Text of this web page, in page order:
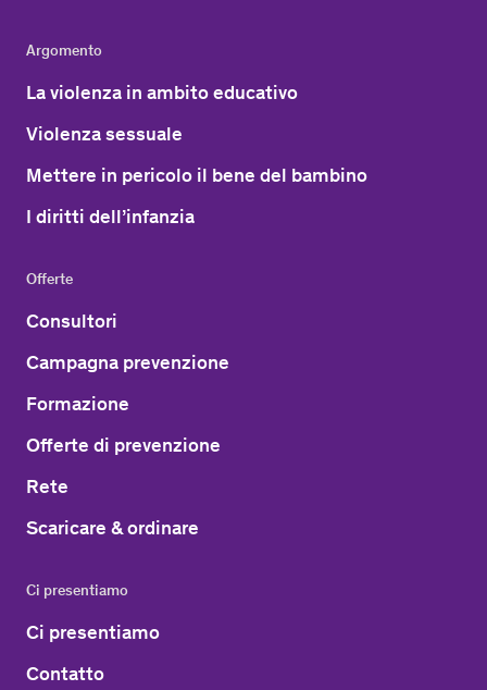
Argomento
La violenza in ambito educativo
Violenza sessuale
Mettere in pericolo il bene del bambino
I diritti dell’infanzia
Offerte
Consultori
Campagna prevenzione
Formazione
Offerte di prevenzione
Rete
Scaricare & ordinare
Ci presentiamo
Ci presentiamo
Contatto